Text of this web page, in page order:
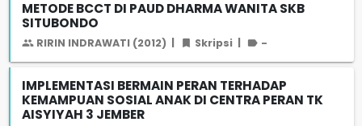
METODE BCCT DI PAUD DHARMA WANITA SKB
SITUBONDO
RIRIN INDRAWATI (2012) | Skripsi | -
IMPLEMENTASI BERMAIN PERAN TERHADAP
KEMAMPUAN SOSIAL ANAK DI CENTRA PERAN TK
AISYIYAH 3 JEMBER